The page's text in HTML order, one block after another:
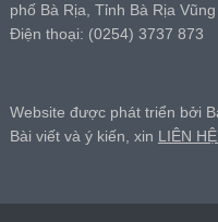
phố Bà Rịa, Tỉnh Bà Rịa Vũng
Điện thoại: (0254) 3737 873
Website được phát triển bởi
Bài viết và ý kiến, xin LIÊN